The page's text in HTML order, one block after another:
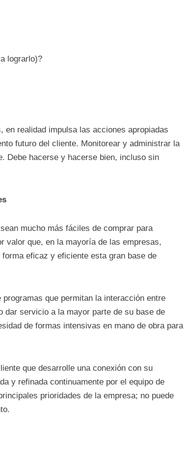
lograrlo)?
realidad impulsa las acciones apropiadas
futuro del cliente. Monitorear y administrar la
Debe hacerse y hacerse bien, incluso sin
mucho más fáciles de comprar para
valor que, en la mayoría de las empresas,
eficaz y eficiente esta gran base de
que permitan la interacción entre
servicio a la mayor parte de su base de
de formas intensivas en mano de obra para
que desarrolle una conexión con su
y refinada continuamente por el equipo de
prioridades de la empresa; no puede